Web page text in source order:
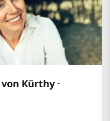
Kürthy ·